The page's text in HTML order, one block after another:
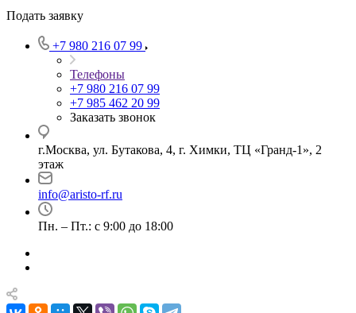
Подать заявку
+7 980 216 07 99
Телефоны
+7 980 216 07 99
+7 985 462 20 99
Заказать звонок
г.Москва, ул. Бутакова, 4, г. Химки, ТЦ «Гранд-1», 2
этаж
info@aristo-rf.ru
Пн. – Пт.: с 9:00 до 18:00